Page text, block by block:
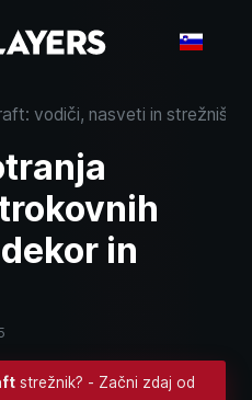
vodiči, nasveti in strežniško
in
strežnik? - Začni zdaj od